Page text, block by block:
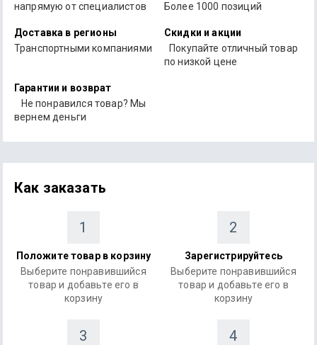
напрямую от специалистов
Более 1000 позиций
Доставка в регионы
Транспортными компаниями
Скидки и акции
Покупайте отличный товар
по низкой цене
Гарантии и возврат
Не понравился товар? Мы
вернем деньги
Как заказать
1
Положите товар в корзину
Выберите понравившийся
товар и добавьте его в
корзину
2
Зарегистрируйтесь
Выберите понравившийся
товар и добавьте его в
корзину
3 4